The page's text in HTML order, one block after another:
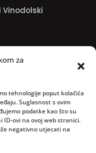
za
tehnologije poput kolačića
Suglasnost s ovim
podatke kao što su
ID-ovi na ovoj web stranici.
negativno utjecati na
Vinodolski
501 4218